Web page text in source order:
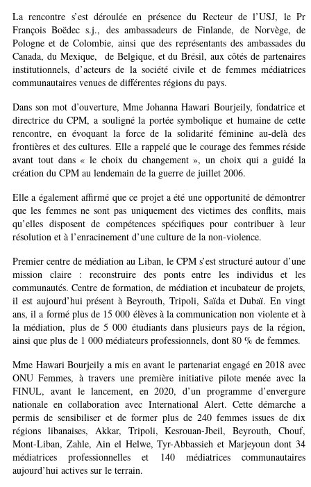
La rencontre s’est déroulée en présence du Recteur de l’USJ, le Pr
François Boëdec s.j., des ambassadeurs de Finlande, de Norvège, de
Pologne et de Colombie, ainsi que des représentants des ambassades du
Canada, du Mexique, de Belgique, et du Brésil, aux côtés de partenaires
institutionnels, d’acteurs de la société civile et de femmes médiatrices
communautaires venues de différentes régions du pays.
Dans son mot d’ouverture, Mme Johanna Hawari Bourjeily, fondatrice et
directrice du CPM, a souligné la portée symbolique et humaine de cette
rencontre, en évoquant la force de la solidarité féminine au-delà des
frontières et des cultures. Elle a rappelé que le courage des femmes réside
avant tout dans « le choix du changement », un choix qui a guidé la
création du CPM au lendemain de la guerre de juillet 2006.
Elle a également affirmé que ce projet a été une opportunité de démontrer
que les femmes ne sont pas uniquement des victimes des conflits, mais
qu’elles disposent de compétences spécifiques pour contribuer à leur
résolution et à l’enracinement d’une culture de la non-violence.
Premier centre de médiation au Liban, le CPM s’est structuré autour d’une
mission claire : reconstruire des ponts entre les individus et les
communautés. Centre de formation, de médiation et incubateur de projets,
il est aujourd’hui présent à Beyrouth, Tripoli, Saïda et Dubaï. En vingt
ans, il a formé plus de 15 000 élèves à la communication non violente et à
la médiation, plus de 5 000 étudiants dans plusieurs pays de la région,
ainsi que plus de 1 000 médiateurs professionnels, dont 80 % de femmes.
Mme Hawari Bourjeily a mis en avant le partenariat engagé en 2018 avec
ONU Femmes, à travers une première initiative pilote menée avec la
FINUL, avant le lancement, en 2020, d’un programme d’envergure
nationale en collaboration avec International Alert. Cette démarche a
permis de sensibiliser et de former plus de 240 femmes issues de dix
régions libanaises, Akkar, Tripoli, Kesrouan-Jbeil, Beyrouth, Chouf,
Mont-Liban, Zahle, Ain el Helwe, Tyr-Abbassieh et Marjeyoun dont 34
médiatrices professionnelles et 140 médiatrices communautaires
aujourd’hui actives sur le terrain.